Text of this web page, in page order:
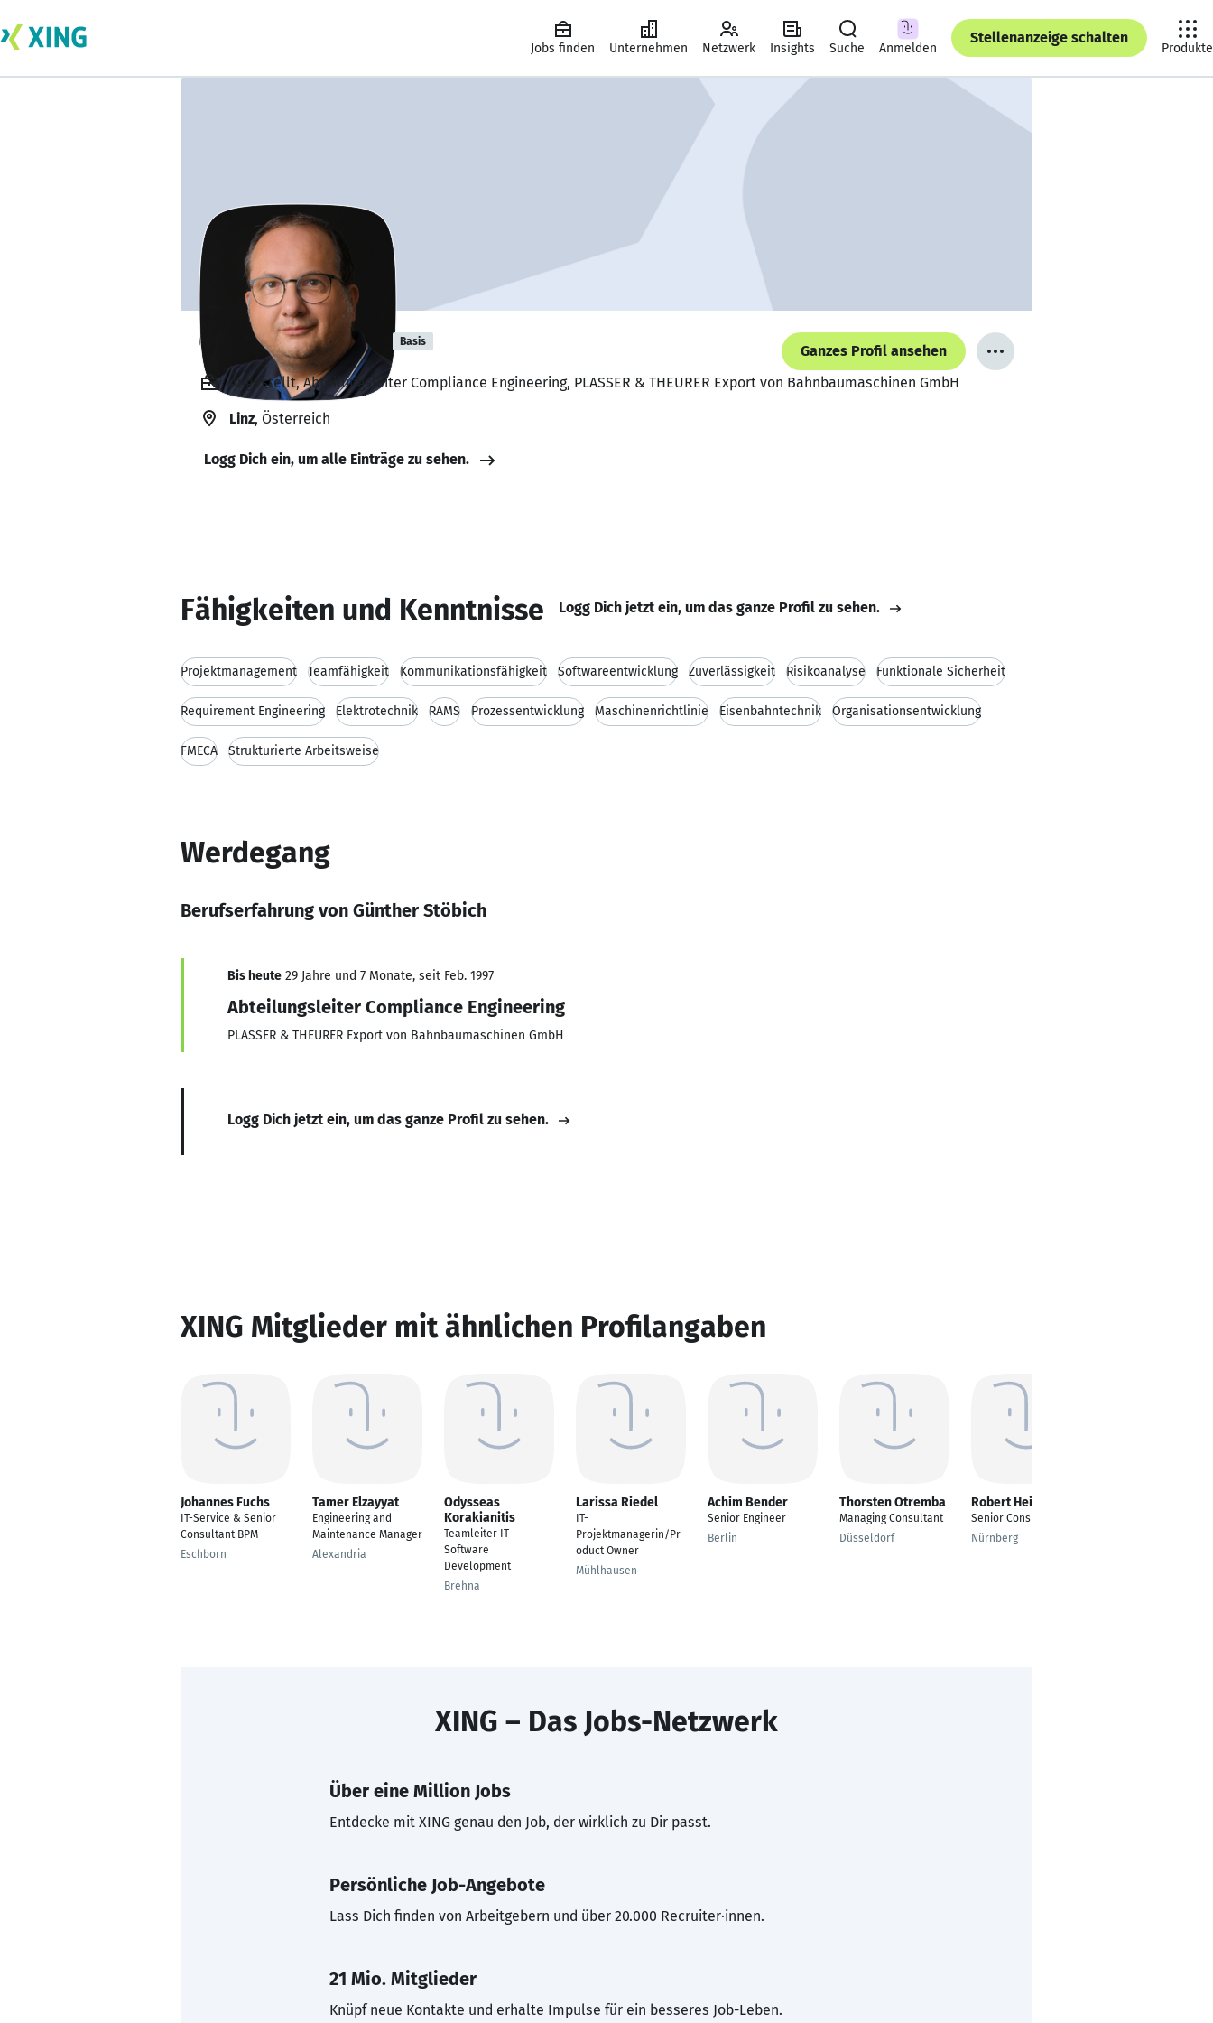
Jobs finden Unternehmen Netzwerk Insights Suche Anmelden
Stellenanzeige schalten
Produkte
Günther Stöbich Basis
Ganzes Profil ansehen
Angestellt, Abteilungsleiter Compliance Engineering, PLASSER & THEURER Export von Bahnbaumaschinen GmbH
Linz, Österreich
Logg Dich ein, um alle Einträge zu sehen.
Fähigkeiten und Kenntnisse Logg Dich jetzt ein, um das ganze Profil zu sehen.
Projektmanagement Teamfähigkeit Kommunikationsfähigkeit Softwareentwicklung Zuverlässigkeit Risikoanalyse Funktionale Sicherheit
Requirement Engineering Elektrotechnik RAMS Prozessentwicklung Maschinenrichtlinie Eisenbahntechnik Organisationsentwicklung
FMECA Strukturierte Arbeitsweise
Werdegang
Berufserfahrung von Günther Stöbich
Bis heute 29 Jahre und 7 Monate, seit Feb. 1997
Abteilungsleiter Compliance Engineering
PLASSER & THEURER Export von Bahnbaumaschinen GmbH
Logg Dich jetzt ein, um das ganze Profil zu sehen.
XING Mitglieder mit ähnlichen Profilangaben
Johannes Fuchs
IT-Service & Senior
Consultant BPM
Eschborn
Tamer Elzayyat
Engineering and
Maintenance Manager
Alexandria
Odysseas
Korakianitis
Teamleiter IT
Software
Development
Brehna
Larissa Riedel
IT-
Projektmanagerin/Pr
oduct Owner
Mühlhausen
Achim Bender
Senior Engineer
Berlin
Thorsten Otremba
Managing Consultant
Düsseldorf
Robert Heine
Senior Consultant
Nürnberg
XING – Das Jobs-Netzwerk
Über eine Million Jobs
Entdecke mit XING genau den Job, der wirklich zu Dir passt.
Persönliche Job-Angebote
Lass Dich finden von Arbeitgebern und über 20.000 Recruiter·innen.
21 Mio. Mitglieder
Knüpf neue Kontakte und erhalte Impulse für ein besseres Job-Leben.